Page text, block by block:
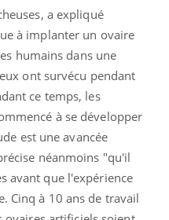
a expliqué
à implanter un ovaire
humains dans une
ont survécu pendant
ce temps, les
à se développer
est une avancée
néanmoins "qu'il
avant que l'expérience
Cinq à 10 ans de travail